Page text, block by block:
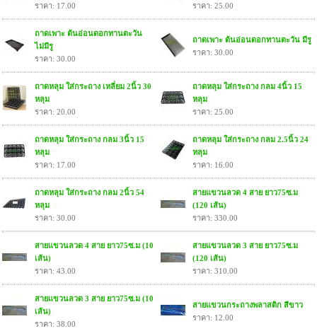
ราคา: 17.00
ราคา: 25.00
ถาดเพาะ ต้นอ่อนดอกทานตะวัน
ไม่มีรู
ราคา: 30.00
ถาดเพาะ ต้นอ่อนดอกทานตะวัน มีรู
ราคา: 30.00
ถาดหลุม ใส่กระถาง เหลี่ยม 2นิ้ว 30
หลุม
ราคา: 20.00
ถาดหลุม ใส่กระถาง กลม 4นิ้ว 15
หลุม
ราคา: 25.00
ถาดหลุม ใส่กระถาง กลม 3นิ้ว 15
หลุม
ราคา: 17.00
ถาดหลุม ใส่กระถาง กลม 2.5นิ้ว 24
หลุม
ราคา: 16.00
ถาดหลุม ใส่กระถาง กลม 2นิ้ว 54
หลุม
ราคา: 30.00
สายแขวนลวด 4 สาย ยาว75ซ.ม
(120 เส้น)
ราคา: 330.00
สายแขวนลวด 4 สาย ยาว75ซ.ม (10
เส้น)
ราคา: 43.00
สายแขวนลวด 3 สาย ยาว75ซ.ม
(120 เส้น)
ราคา: 310.00
สายแขวนลวด 3 สาย ยาว75ซ.ม (10
เส้น)
ราคา: 38.00
สายแขวนกระถางพลาสติก สีขาว
ราคา: 12.00